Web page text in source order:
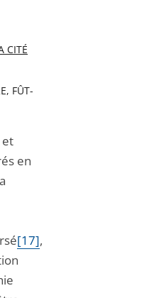
CITÉ
FÛT-
et
en
[17],